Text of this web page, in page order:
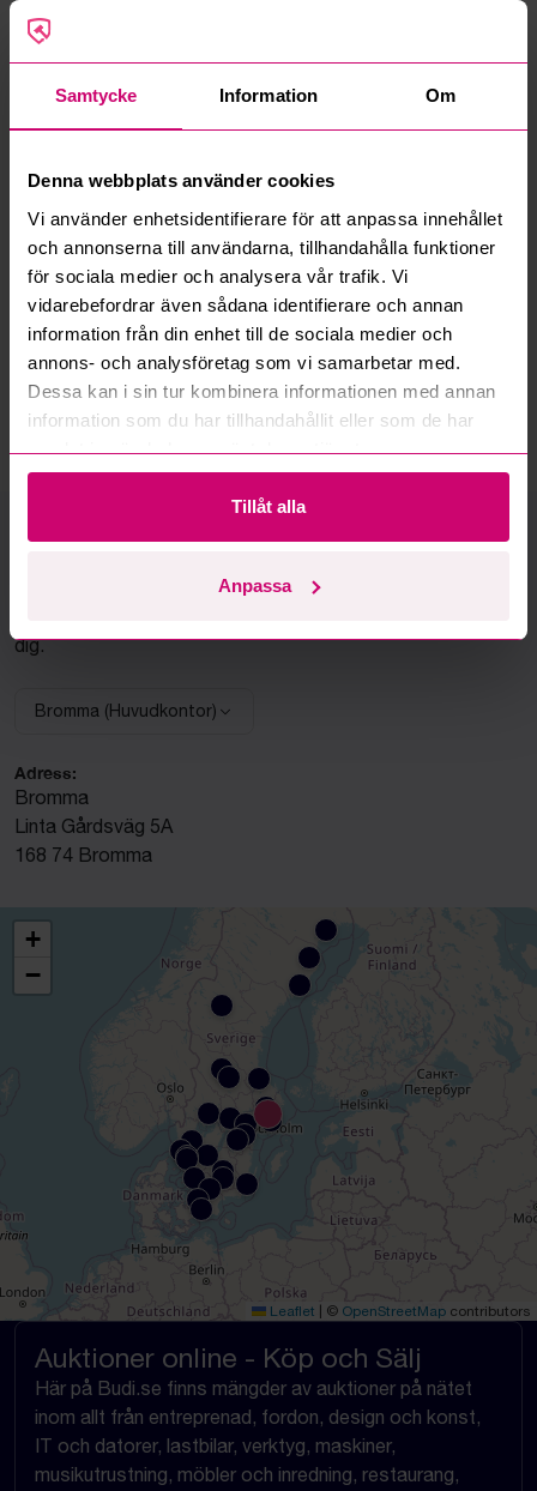
Samtycke Information Om
Denna webbplats använder cookies
Vi använder enhetsidentifierare för att anpassa innehållet
och annonserna till användarna, tillhandahålla funktioner
för sociala medier och analysera vår trafik. Vi
vidarebefordrar även sådana identifierare och annan
information från din enhet till de sociala medier och
annons- och analysföretag som vi samarbetar med.
Dessa kan i sin tur kombinera informationen med annan
information som du har tillhandahållit eller som de har
samlat in när du har använt deras tjänster.
Tillåt alla
Anpassa
Budi Auktioner
hello@budi.se
Google Rating
Vi finns där du finns
Vi har kontor, servicecenter och uppställningsplatser i hela
dig.
Välj anläggning:
Bromma (Huvudkontor)
Adress:
Bromma
Linta Gårdsväg 5A
168 74 Bromma
+
−
Leaflet © OpenStreetMap contributors
Auktioner online - Köp och Sälj
Här på Budi.se finns mängder av auktioner på nätet
inom allt från entreprenad, fordon, design och konst,
IT och datorer, lastbilar, verktyg, maskiner,
musikutrustning, möbler och inredning, restaurang,